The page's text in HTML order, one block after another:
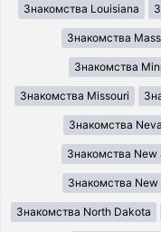
Знакомства Louisiana
Знакомства
Знакомства
Знакомства Missouri
Знакомства
Знакомства New
Знакомства New
Знакомства North Dakota